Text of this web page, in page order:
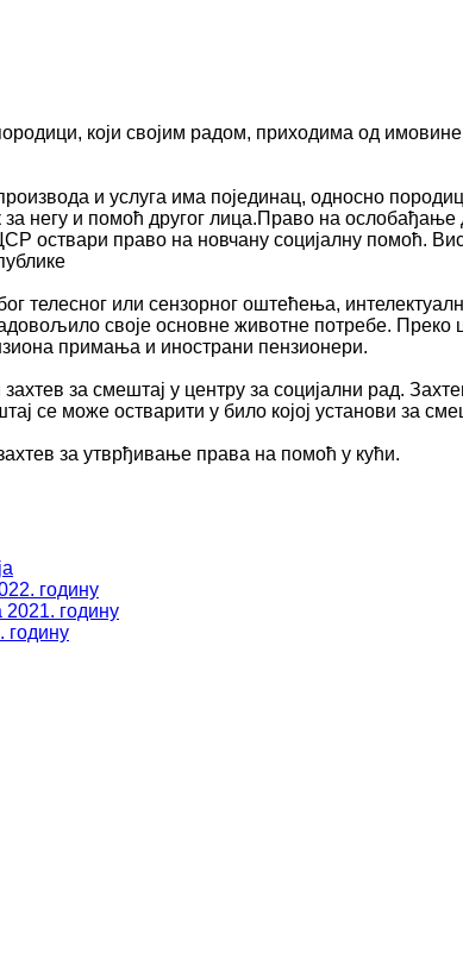
који својим радом, приходима од имовине
и услуга има појединац, односно
негу и помоћ другог лица.Право на ослобађање
оствари право на новчану социјалну помоћ.
телесног или сензорног оштећења,
своје основне животне потребе. Преко
примања и инострани пензионери.
за смештај у центру за социјални рад.
се може остварити у било којој установи за
за утврђивање права на помоћ у кући.
годину
годину
годину